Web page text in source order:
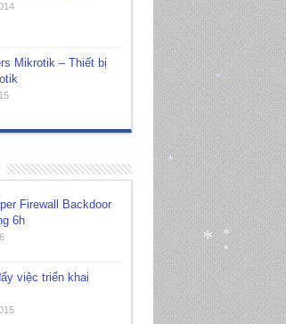
Mikrotik – Thiết bị
Firewall Backdoor
6h
việc triển khai
*
*